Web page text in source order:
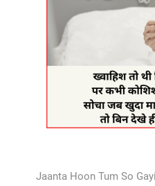
Jaanta Hoon Tum So